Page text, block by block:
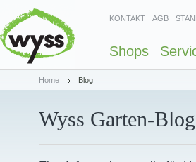
KONTAKT AGB
Shops
Home Blog
Wyss Garten-Blog